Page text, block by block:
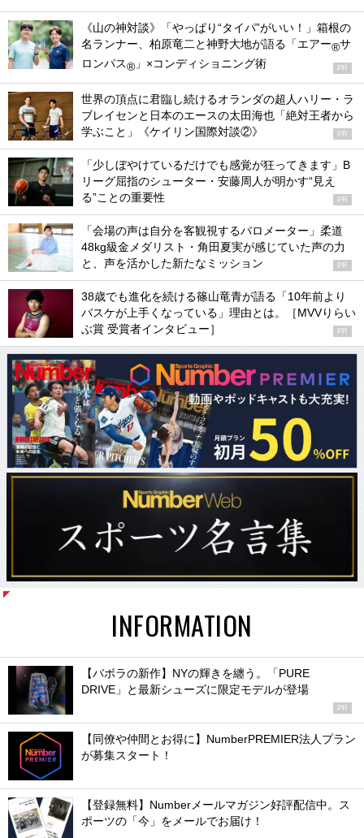
《山の神対談》「やっぱり“タイパ”がいい！」箱根の
名ランナー、柏原竜二と神野大地が語る「エアー®サ
ロンパス® 」×コンディショニング術 PR
世界の頂点に君臨し続けるオランダの超人ハリー・ラ
ブレイセンと日本のエースの太田海也「絶対王者から
学ぶこと」《ケイリン国際対談②》
PR
「少しぼやけているだけでも感覚が狂ってきます」B
リーグ屈指のシューター・安藤周人が明かす“見え
る”ことの重要性
PR
「会場の声は自分を客観視するバロメーター」柔道
48kg級金メダリスト・角田夏実が感じていた声の力
と、声を活かした新たなミッション
PR
38歳でも進化を続ける篠山竜青が語る「10年前より
バスケが上手くなっている」理由とは。［MVVりらい
ぶ賞 受賞者インタビュー］
PR
INFORMATION
【バボラの新作】NYの輝きを纏う。「PURE
DRIVE」と最新シューズに限定モデルが登場
PR
【同僚や仲間とお得に】NumberPREMIER法人プラン
が募集スタート！
【登録無料】Numberメールマガジン好評配信中。ス
ポーツの「今」をメールでお届け！